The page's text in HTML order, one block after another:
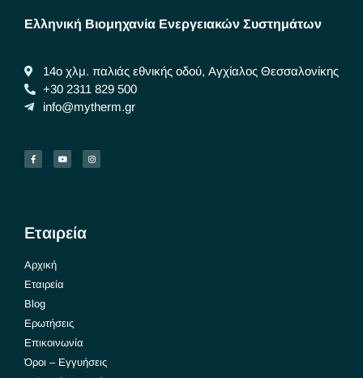
Ελληνική Βιομηχανία Ενεργειακών Συστημάτων
14ο χλμ. παλιάς εθνικής οδού, Αγχίαλος Θεσσαλονίκης
+30 2311 829 500
info@mytherm.gr
Εταιρεία
Αρχική
Εταιρεία
Blog
Ερωτήσεις
Επικοινωνία
Όροι – Εγγυήσεις